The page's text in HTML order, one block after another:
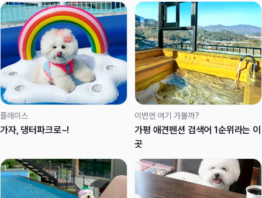
플레이스
가자, 댕터파크로~!
이번엔 여기 가볼까?
가평 애견펜션 검색어 1순위라는 이
곳